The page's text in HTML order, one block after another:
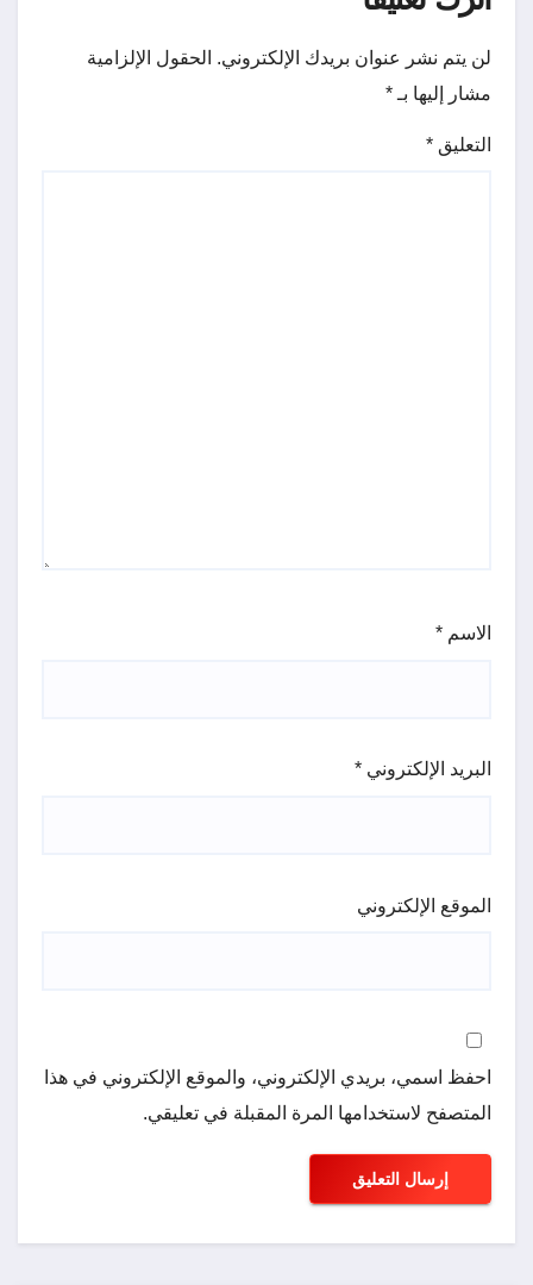
لن يتم نشر عنوان بريدك الإلكتروني. الحقول الإلزامية
مشار إليها بـ *
التعليق *
الاسم *
البريد الإلكتروني *
الموقع الإلكتروني
احفظ اسمي، بريدي الإلكتروني، والموقع الإلكتروني في هذا
المتصفح لاستخدامها المرة المقبلة في تعليقي.